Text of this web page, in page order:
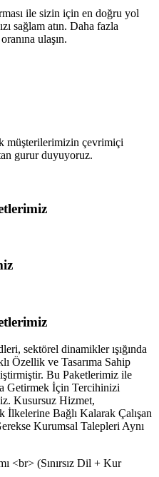
ile sizin için en doğru yol
sağlam atın. Daha fazla
ulaşın.
müşterilerimizin çevrimiçi
gurur duyuyoruz.
sektörel dinamikler ışığında
Özellik ve Tasarıma Sahip
Bu Paketlerimiz ile
Getirmek İçin Tercihinizi
Kusursuz Hizmet,
İlkelerine Bağlı Kalarak Çalışan
Kurumsal Talepleri Aynı